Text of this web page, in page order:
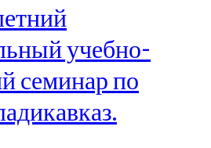
учебно-
семинар по